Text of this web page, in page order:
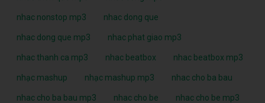
nhac nonstop mp3 nhac dong que
nhac dong que mp3 nhac phat giao mp3
nhac thanh ca mp3 nhac beatbox nhac beatbox mp3
nhạc mashup nhạc mashup mp3 nhac cho ba bau
nhac cho ba bau mp3 nhac cho be nhac cho be mp3